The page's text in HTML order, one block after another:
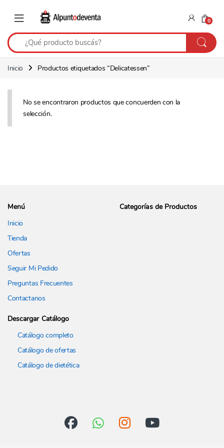
0
Inicio Productos etiquetados “Delicatessen”
No se encontraron productos que concuerden con la
selección.
Menú
Inicio
Tienda
Ofertas
Seguir Mi Pedido
Preguntas Frecuentes
Contactanos
Categorías de Productos
Descargar Catálogo
Catálogo completo
Catálogo de ofertas
Catálogo de dietética